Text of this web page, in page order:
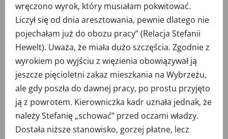
wręczono wyrok, który musiałam pokwitować.
Liczył się od dnia aresztowania, pewnie dlatego nie
pojechałam już do obozu pracy” (Relacja Stefanii
Hewelt). Uważa, że miała dużo szczęścia. Zgodnie z
wyrokiem po wyjściu z więzienia obowiązywał ją
jeszcze pięcioletni zakaz mieszkania na Wybrzeżu,
ale gdy poszła do dawnej pracy, po prostu przyjęto
ją z powrotem. Kierowniczka kadr uznała jednak, że
należy Stefanię „schować” przed oczami władzy.
Dostała niższe stanowisko, gorzej płatne, lecz